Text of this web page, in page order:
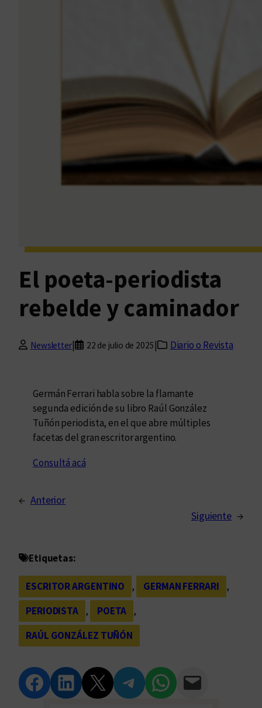
El poeta-periodista
rebelde y caminador
Newsletter| 22 de julio de 2025 | Diario o Revista
Germán Ferrari habla sobre la flamante
segunda edición de su libro Raúl González
Tuñón periodista, en el que abre múltiples
facetas del gran escritor argentino.
Consultá acá
← Anterior
Siguiente →
Etiquetas:
ESCRITOR ARGENTINO , GERMAN FERRARI
,
PERIODISTA
, POETA
,
RAÚL GONZÁLEZ TUÑÓN
Compartir en Facebook Compartir en LinkedIn Compartir en Twitter Compartir en Telegram Compartir en WhatsApp Compartir vía Email